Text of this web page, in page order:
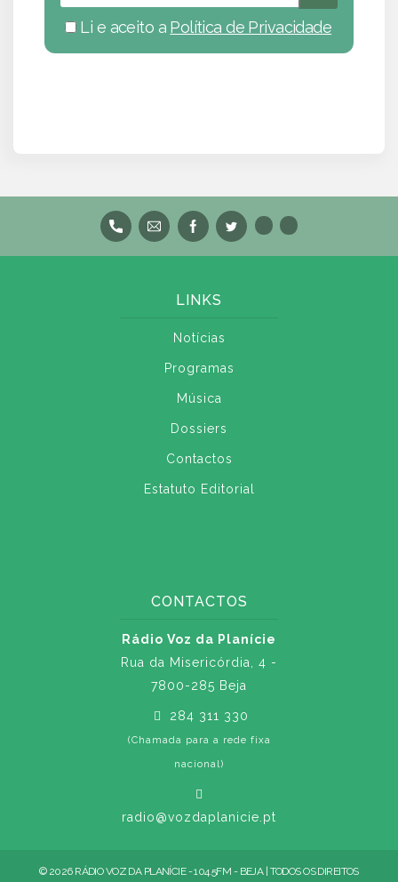
Li e aceito a Política de Privacidade
LINKS
Notícias
Programas
Música
Dossiers
Contactos
Estatuto Editorial
CONTACTOS
Rádio Voz da Planície
Rua da Misericórdia, 4 -
7800-285 Beja
284 311 330
(Chamada para a rede fixa
nacional)
radio@vozdaplanicie.pt
© 2026 RÁDIO VOZ DA PLANÍCIE - 104.5FM - BEJA | TODOS OS DIREITOS